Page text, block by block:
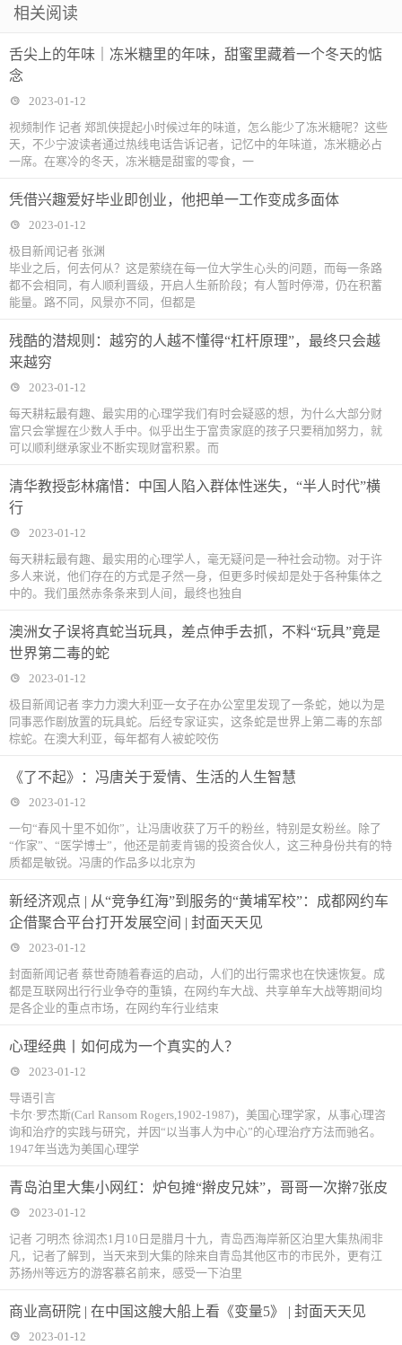
相关阅读
舌尖上的年味｜冻米糖里的年味，甜蜜里藏着一个冬天的惦
念
2023-01-12
视频制作 记者 郑凯侠提起小时候过年的味道，怎么能少了冻米糖呢？这些
天，不少宁波读者通过热线电话告诉记者，记忆中的年味道，冻米糖必占
一席。在寒冷的冬天，冻米糖是甜蜜的零食，一
凭借兴趣爱好毕业即创业，他把单一工作变成多面体
2023-01-12
极目新闻记者 张渊
毕业之后，何去何从？这是萦绕在每一位大学生心头的问题，而每一条路
都不会相同，有人顺利晋级，开启人生新阶段；有人暂时停滞，仍在积蓄
能量。路不同，风景亦不同，但都是
残酷的潜规则：越穷的人越不懂得“杠杆原理”，最终只会越
来越穷
2023-01-12
每天耕耘最有趣、最实用的心理学我们有时会疑惑的想，为什么大部分财
富只会掌握在少数人手中。似乎出生于富贵家庭的孩子只要稍加努力，就
可以顺利继承家业不断实现财富积累。而
清华教授彭林痛惜：中国人陷入群体性迷失，“半人时代”横
行
2023-01-12
每天耕耘最有趣、最实用的心理学人，毫无疑问是一种社会动物。对于许
多人来说，他们存在的方式是孑然一身，但更多时候却是处于各种集体之
中的。我们虽然赤条条来到人间，最终也独自
澳洲女子误将真蛇当玩具，差点伸手去抓，不料“玩具”竟是
世界第二毒的蛇
2023-01-12
极目新闻记者 李力力澳大利亚一女子在办公室里发现了一条蛇，她以为是
同事恶作剧放置的玩具蛇。后经专家证实，这条蛇是世界上第二毒的东部
棕蛇。在澳大利亚，每年都有人被蛇咬伤
《了不起》：冯唐关于爱情、生活的人生智慧
2023-01-12
一句“春风十里不如你”，让冯唐收获了万千的粉丝，特别是女粉丝。除了
“作家”、“医学博士”，他还是前麦肯锡的投资合伙人，这三种身份共有的特
质都是敏锐。冯唐的作品多以北京为
新经济观点 | 从“竞争红海”到服务的“黄埔军校”：成都网约车
企借聚合平台打开发展空间 | 封面天天见
2023-01-12
封面新闻记者 蔡世奇随着春运的启动，人们的出行需求也在快速恢复。成
都是互联网出行行业争夺的重镇，在网约车大战、共享单车大战等期间均
是各企业的重点市场，在网约车行业结束
心理经典丨如何成为一个真实的人？
2023-01-12
导语引言
卡尔·罗杰斯(Carl Ransom Rogers,1902-1987)，美国心理学家，从事心理咨
询和治疗的实践与研究，并因“以当事人为中心”的心理治疗方法而驰名。
1947年当选为美国心理学
青岛泊里大集小网红：炉包摊“擀皮兄妹”，哥哥一次擀7张皮
2023-01-12
记者 刁明杰 徐润杰1月10日是腊月十九，青岛西海岸新区泊里大集热闹非
凡，记者了解到，当天来到大集的除来自青岛其他区市的市民外，更有江
苏扬州等远方的游客慕名前来，感受一下泊里
商业高研院 | 在中国这艘大船上看《变量5》 | 封面天天见
2023-01-12